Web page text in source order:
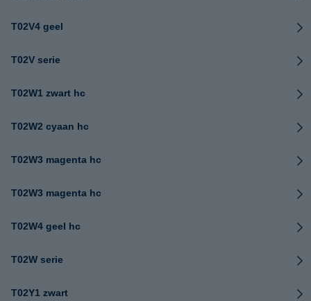
T02V4 geel
T02V serie
T02W1 zwart hc
T02W2 cyaan hc
T02W3 magenta hc
T02W3 magenta hc
T02W4 geel hc
T02W serie
T02Y1 zwart